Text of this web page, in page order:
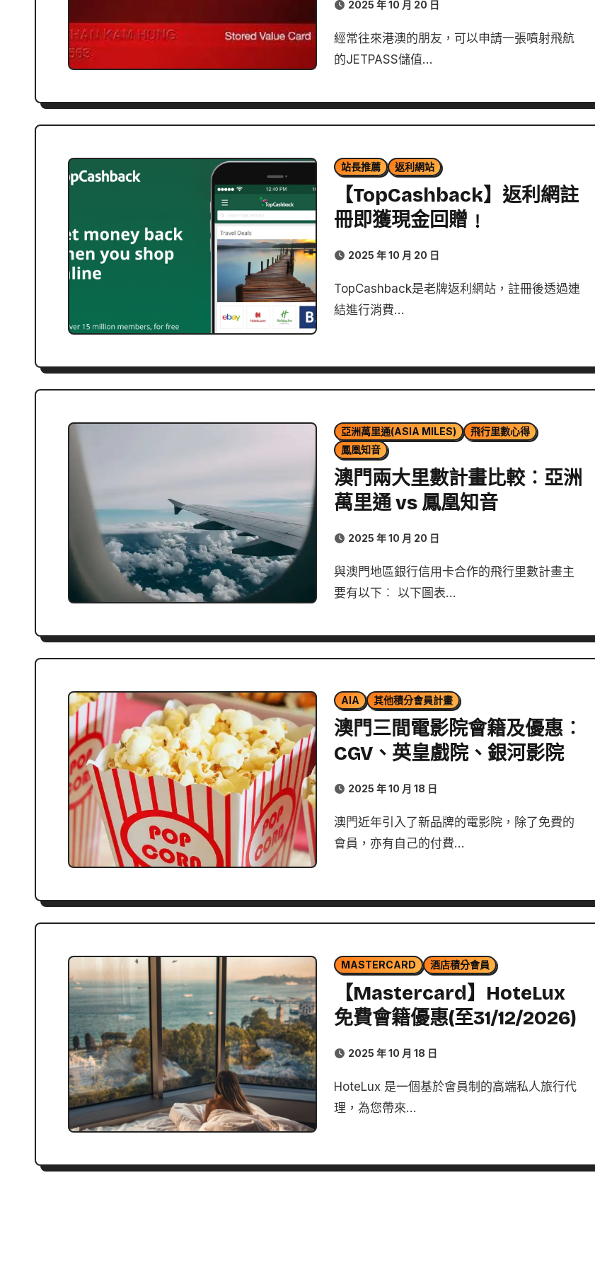
2025 年 10 月 20 日
經常往來港澳的朋友，可以申請一張噴射飛航
的JETPASS儲值…
站長推薦 返利網站
【TopCashback】返利網註
冊即獲現金回贈﹗
2025 年 10 月 20 日
TopCashback是老牌返利網站，註冊後透過連
結進行消費…
亞洲萬里通(ASIA MILES)
飛行里數心得
鳳凰知音
澳門兩大里數計畫比較︰亞洲
萬里通 vs 鳳凰知音
2025 年 10 月 20 日
與澳門地區銀行信用卡合作的飛行里數計畫主
要有以下︰ 以下圖表…
AIA 其他積分會員計畫
澳門三間電影院會籍及優惠︰
CGV、英皇戲院、銀河影院
2025 年 10 月 18 日
澳門近年引入了新品牌的電影院，除了免費的
會員，亦有自己的付費…
MASTERCARD 酒店積分會員
【Mastercard】HoteLux
免費會籍優惠(至31/12/2026)
2025 年 10 月 18 日
HoteLux 是一個基於會員制的高端私人旅行代
理，為您帶來…